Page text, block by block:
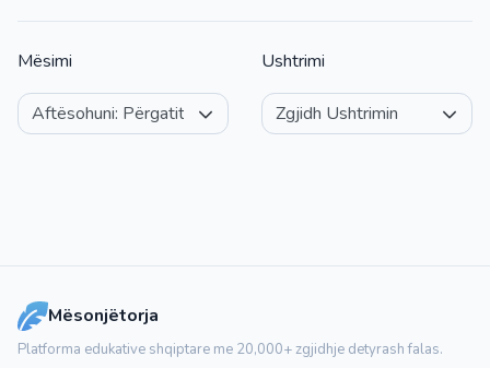
Mësimi Ushtrimi
Mësonjëtorja
Platforma edukative shqiptare me 20,000+ zgjidhje detyrash falas.